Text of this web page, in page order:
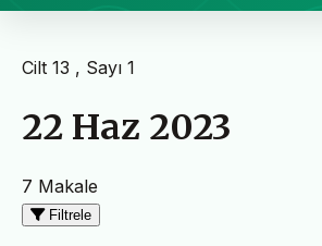
Cilt 13 , Sayı 1
22 Haz 2023
7 Makale
Filtrele